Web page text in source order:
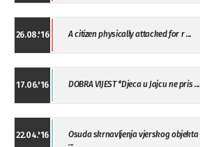
26.08.'16 A citizen physically attacked for r ...
17.06.'16 DOBRA VIJEST *Djeca u Jajcu ne pris ...
22.04.'16
Osuda skrnavljenja vjerskog objekta
...